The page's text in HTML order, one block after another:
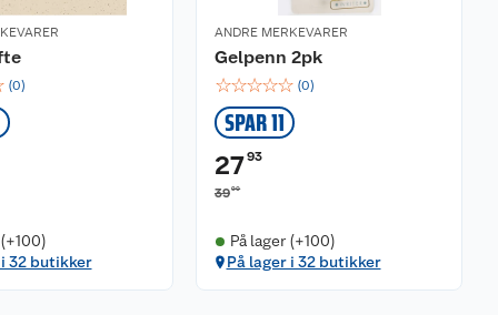
(0)
32 butikker
ANDRE MERKEVARER
Gelpenn 2pk
☆☆☆☆☆ (0)
SPAR 11
2793
3990
På lager (+100)
På lager i 32 butikker